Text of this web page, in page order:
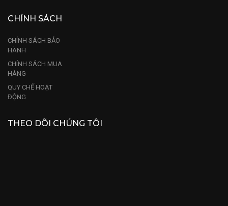
CHÍNH SÁCH
CHÍNH SÁCH BẢO
HÀNH
CHÍNH SÁCH MUA
HÀNG
QUY CHẾ HOẠT
ĐỘNG
THEO DÕI CHÚNG TÔI